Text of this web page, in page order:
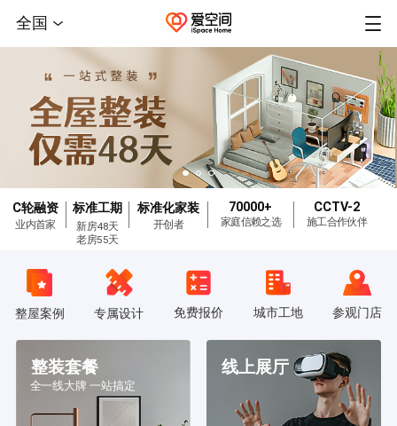
全国
C轮融资
业内首家
标准工期
新房48天
老房55天
标准化家装
开创者
70000+
家庭信赖之选
CCTV-2
施工合作伙伴
整屋案例 专属设计 免费报价 城市工地 参观门店
整装套餐
全一线大牌 一站搞定
线上展厅